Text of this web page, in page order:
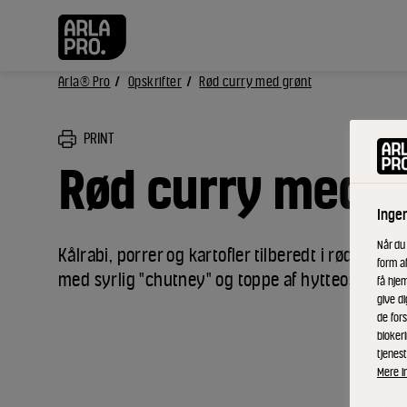
Arla® Pro Opskrifter Rød curry med grønt
PRINT
Rød curry med
Kålrabi, porrer og kartofler tilberedt i rød curry
med syrlig "chutney" og toppe af hytteost.
Når
form
få
give
de
Mere